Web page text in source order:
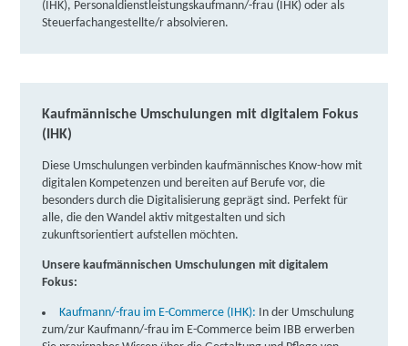
(IHK), Personaldienstleistungskaufmann/-frau (IHK) oder als
Steuerfachangestellte/r absolvieren.
Kaufmännische Umschulungen mit digitalem Fokus
(IHK)
Diese Umschulungen verbinden kaufmännisches Know-how mit
digitalen Kompetenzen und bereiten auf Berufe vor, die
besonders durch die Digitalisierung geprägt sind. Perfekt für
alle, die den Wandel aktiv mitgestalten und sich
zukunftsorientiert aufstellen möchten.
Unsere kaufmännischen Umschulungen mit digitalem
Fokus:
Kaufmann/-frau im E-Commerce (IHK): In der Umschulung
zum/zur Kaufmann/-frau im E-Commerce beim IBB erwerben